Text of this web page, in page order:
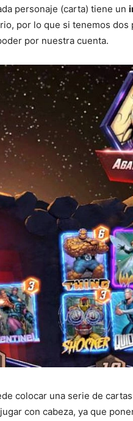
personaje (carta) tiene un
por lo que si tenemos dos
por nuestra cuenta.
colocar una serie de
con cabeza, ya que